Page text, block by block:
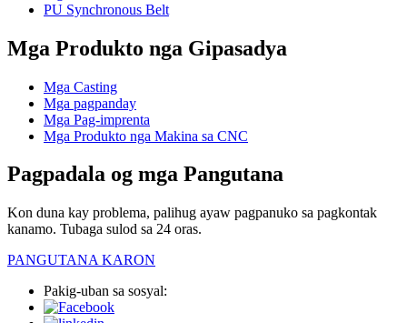
PU Synchronous Belt
Mga Produkto nga Gipasadya
Mga Casting
Mga pagpanday
Mga Pag-imprenta
Mga Produkto nga Makina sa CNC
Pagpadala og mga Pangutana
Kon duna kay problema, palihug ayaw pagpanuko sa pagkontak
kanamo. Tubaga sulod sa 24 oras.
PANGUTANA KARON
Pakig-uban sa sosyal: